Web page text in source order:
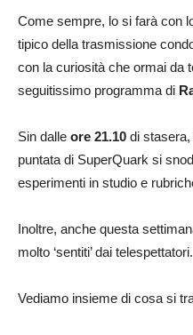
Come sempre, lo si farà con
tipico della trasmissione
con la curiosità che ormai da
seguitissimo programma di
Sin dalle ore 21.10 di
puntata di SuperQuark si
esperimenti in studio e
Inoltre, anche questa
molto ‘sentiti’ dai telespettatori.
Vediamo insieme di cosa si